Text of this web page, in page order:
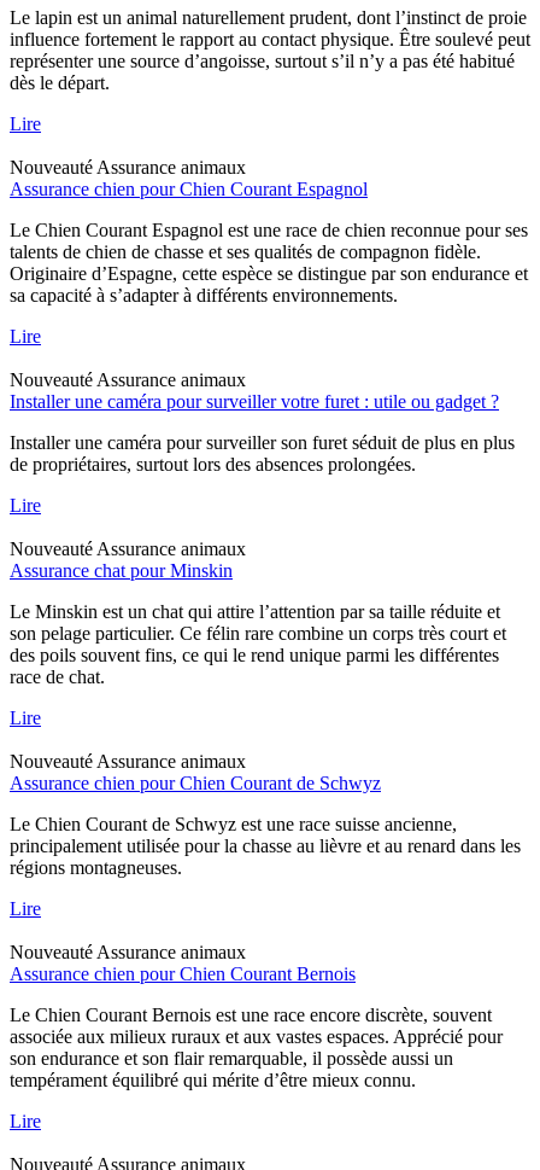
Le lapin est un animal naturellement prudent, dont l’instinct de proie
influence fortement le rapport au contact physique. Être soulevé peut
représenter une source d’angoisse, surtout s’il n’y a pas été habitué
dès le départ.
Lire
Nouveauté Assurance animaux
Assurance chien pour Chien Courant Espagnol
Le Chien Courant Espagnol est une race de chien reconnue pour ses
talents de chien de chasse et ses qualités de compagnon fidèle.
Originaire d’Espagne, cette espèce se distingue par son endurance et
sa capacité à s’adapter à différents environnements.
Lire
Nouveauté Assurance animaux
Installer une caméra pour surveiller votre furet : utile ou gadget ?
Installer une caméra pour surveiller son furet séduit de plus en plus
de propriétaires, surtout lors des absences prolongées.
Lire
Nouveauté Assurance animaux
Assurance chat pour Minskin
Le Minskin est un chat qui attire l’attention par sa taille réduite et
son pelage particulier. Ce félin rare combine un corps très court et
des poils souvent fins, ce qui le rend unique parmi les différentes
race de chat.
Lire
Nouveauté Assurance animaux
Assurance chien pour Chien Courant de Schwyz
Le Chien Courant de Schwyz est une race suisse ancienne,
principalement utilisée pour la chasse au lièvre et au renard dans les
régions montagneuses.
Lire
Nouveauté Assurance animaux
Assurance chien pour Chien Courant Bernois
Le Chien Courant Bernois est une race encore discrète, souvent
associée aux milieux ruraux et aux vastes espaces. Apprécié pour
son endurance et son flair remarquable, il possède aussi un
tempérament équilibré qui mérite d’être mieux connu.
Lire
Nouveauté Assurance animaux